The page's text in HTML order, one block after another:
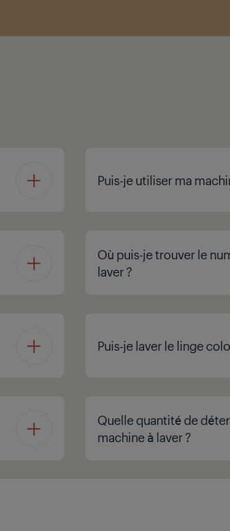
Puis-je utiliser ma
Où puis-je trouver le
laver ?
Puis-je laver le linge
Quelle quantité de
machine à laver ?